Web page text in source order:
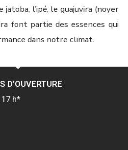
l’ipé, le guajuvira (noyer
font partie des essences qui
dans notre climat.
D’OUVERTURE
h*